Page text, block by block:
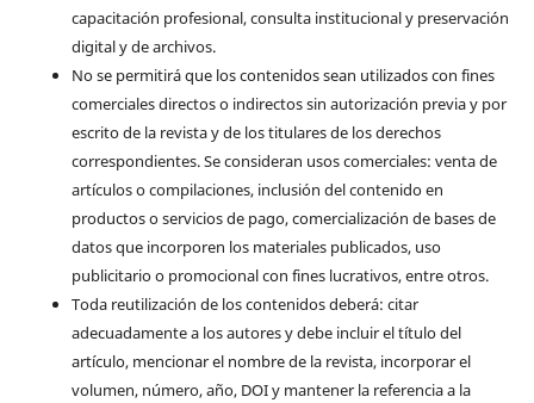
capacitación profesional, consulta institucional y preservación
digital y de archivos.
No se permitirá que los contenidos sean utilizados con fines
comerciales directos o indirectos sin autorización previa y por
escrito de la revista y de los titulares de los derechos
correspondientes. Se consideran usos comerciales: venta de
artículos o compilaciones, inclusión del contenido en
productos o servicios de pago, comercialización de bases de
datos que incorporen los materiales publicados, uso
publicitario o promocional con fines lucrativos, entre otros.
Toda reutilización de los contenidos deberá: citar
adecuadamente a los autores y debe incluir el título del
artículo, mencionar el nombre de la revista, incorporar el
volumen, número, año, DOI y mantener la referencia a la